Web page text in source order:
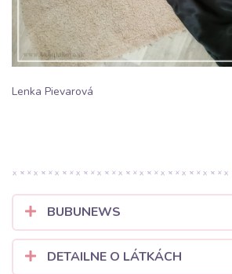
Lenka Pievarová
BUBUNEWS
DETAILNE O LÁTKÁCH